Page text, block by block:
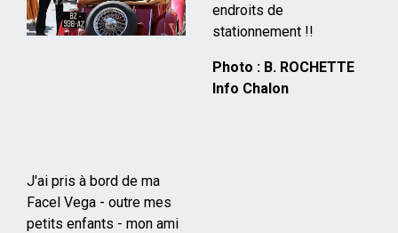
endroits de
stationnement !!
Photo : B. ROCHETTE
Info Chalon
J'ai pris à bord de ma
Facel Vega - outre mes
petits enfants - mon ami